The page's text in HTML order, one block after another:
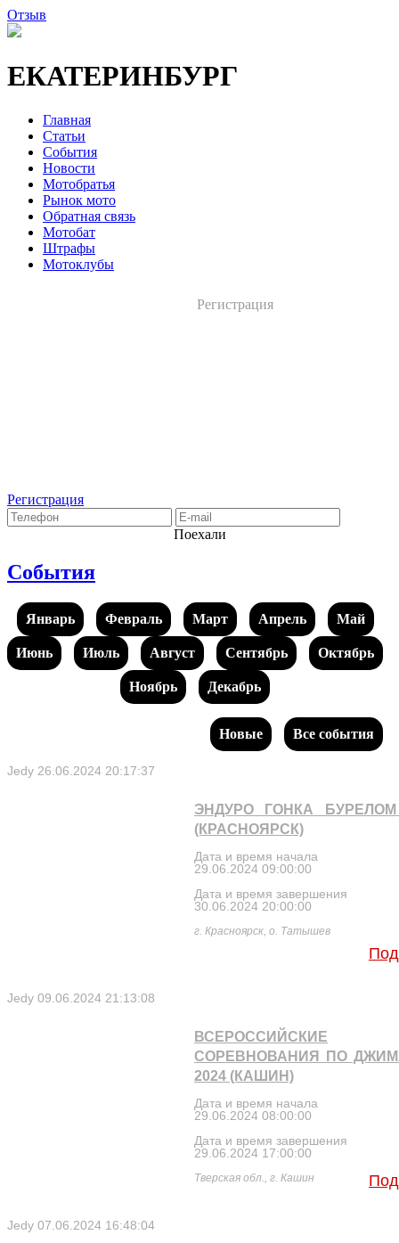
Отзыв
ЕКАТЕРИНБУРГ
Главная
Статьи
События
Новости
Мотобратья
Рынок мото
Обратная связь
Мотобат
Штрафы
Мотоклубы
Регистрация
Регистрация
Поехали
События
Январь Февраль Март Апрель Май
Июнь Июль Август Сентябрь Октябрь
Ноябрь Декабрь
Новые Все события
Jedy 26.06.2024 20:17:37
ЭНДУРО ГОНКА БУРЕЛОМ
(КРАСНОЯРСК)
Дата и время начала
29.06.2024 09:00:00
Дата и время завершения
30.06.2024 20:00:00
г. Красноярск, о. Татышев
Jedy 09.06.2024 21:13:08
ВСЕРОССИЙСКИЕ
СОРЕВНОВАНИЯ ПО
2024 (КАШИН)
Дата и время начала
29.06.2024 08:00:00
Дата и время завершения
29.06.2024 17:00:00
Тверская обл., г. Кашин
Jedy 07.06.2024 16:48:04